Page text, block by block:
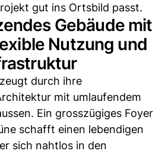
gut ins Ortsbild passt.
Gebäude mit
Nutzung und
durch ihre
mit umlaufendem
Ein grosszügiges Foyer
schafft einen lebendigen
sich nahtlos in den